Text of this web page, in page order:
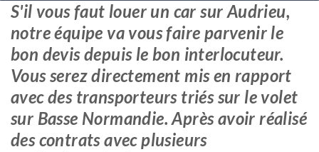
S'il vous faut louer un car sur Audrieu,
notre équipe va vous faire parvenir le
bon devis depuis le bon interlocuteur.
Vous serez directement mis en rapport
avec des transporteurs triés sur le volet
sur Basse Normandie. Après avoir réalisé
des contrats avec plusieurs